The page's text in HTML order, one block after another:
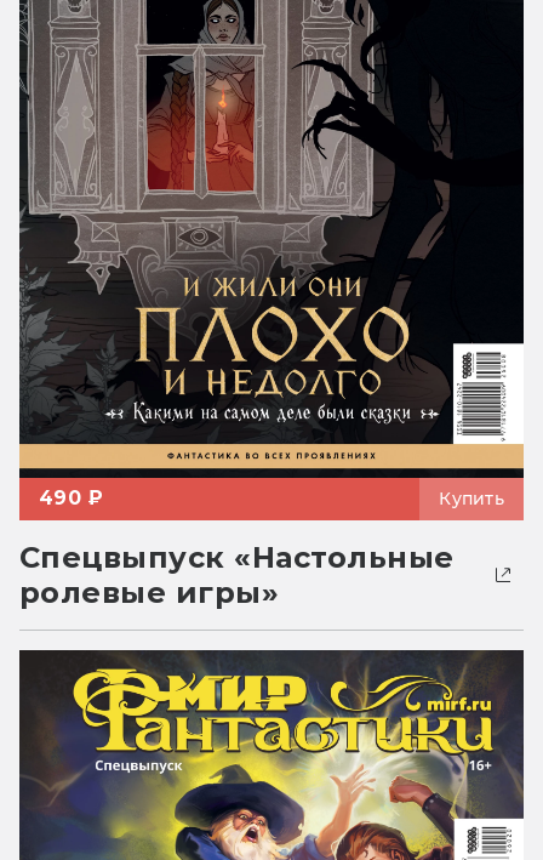
490 ₽ Купить
Спецвыпуск «Настольные
ролевые игры»